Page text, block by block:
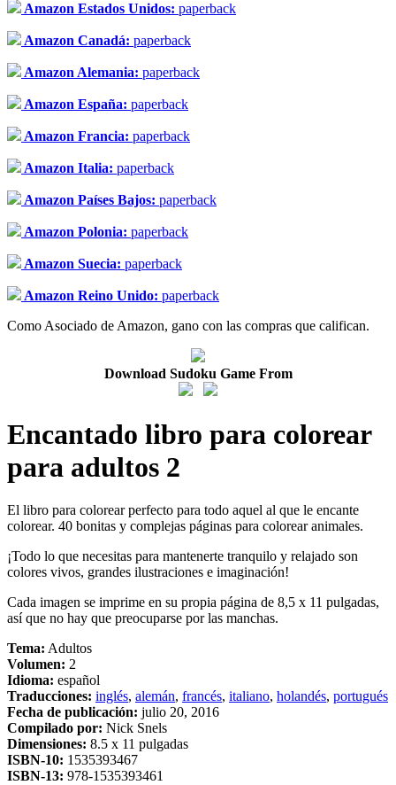
Amazon Estados Unidos: paperback
Amazon Canadá: paperback
Amazon Alemania: paperback
Amazon España: paperback
Amazon Francia: paperback
Amazon Italia: paperback
Amazon Países Bajos: paperback
Amazon Polonia: paperback
Amazon Suecia: paperback
Amazon Reino Unido: paperback
Como Asociado de Amazon, gano con las compras que califican.
Download Sudoku Game From
Encantado libro para colorear
para adultos 2
El libro para colorear perfecto para todo aquel al que le encante
colorear. 40 bonitas y complejas páginas para colorear animales.
¡Todo lo que necesitas para mantenerte tranquilo y relajado son
colores vivos, grandes ilustraciones e imaginación!
Cada imagen se imprime en su propia página de 8,5 x 11 pulgadas,
así que no hay que preocuparse por las manchas.
Tema: Adultos
Volumen: 2
Idioma: español
Traducciones: inglés, alemán, francés, italiano, holandés, portugués
Fecha de publicación: julio 20, 2016
Compilado por: Nick Snels
Dimensiones: 8.5 x 11 pulgadas
ISBN-10: 1535393467
ISBN-13: 978-1535393461